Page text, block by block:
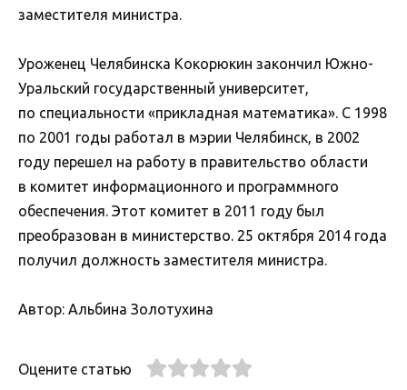
заместителя министра.
Уроженец Челябинска Кокорюкин закончил Южно-
Уральский государственный университет,
по специальности «прикладная математика». С 1998
по 2001 годы работал в мэрии Челябинск, в 2002
году перешел на работу в правительство области
в комитет информационного и программного
обеспечения. Этот комитет в 2011 году был
преобразован в министерство. 25 октября 2014 года
получил должность заместителя министра.
Автор: Альбина Золотухина
Оцените статью